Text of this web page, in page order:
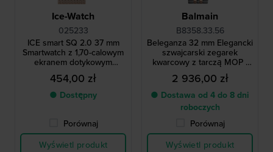
Ice-Watch
025233
ICE smart SQ 2.0 37 mm
Smartwatch z 1,70-calowym
ekranem dotykowym
amoled
454,00 zł
● Dostępny
Porównaj
Wyświetl produkt
Balmain
B8358.33.56
Beleganza 32 mm Elegancki
szwajcarski zegarek
kwarcowy z tarczą MOP i
diamentowymi indeksami
2 936,00 zł
● Dostawa od 4 do 8 dni
roboczych
Porównaj
Wyświetl produkt